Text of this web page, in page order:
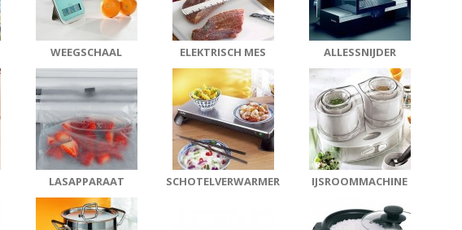
WEEGSCHAAL ELEKTRISCH MES ALLESSNIJDER
LASAPPARAAT SCHOTELVERWARMER IJSROOMMACHINE